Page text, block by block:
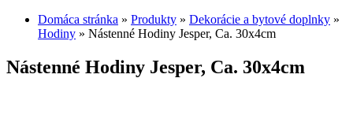
Domáca stránka » Produkty » Dekorácie a bytové doplnky »
Hodiny » Nástenné Hodiny Jesper, Ca. 30x4cm
Nástenné Hodiny Jesper, Ca. 30x4cm